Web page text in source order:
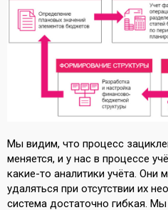
Мы видим, что процесс
меняется, и у нас в процессе
какие-то аналитики учёта. Они
удаляться при отсутствии их
система достаточно гибкая.